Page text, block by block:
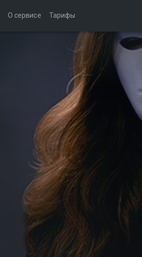
О сервисе Тарифы